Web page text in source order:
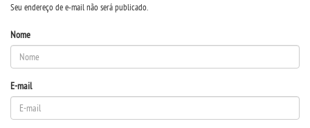
LOGIN
Seu endereço de e-mail não será publicado.
Nome
E-mail